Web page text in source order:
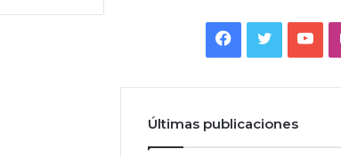
Facebook
Twitter
Últimas publicaciones